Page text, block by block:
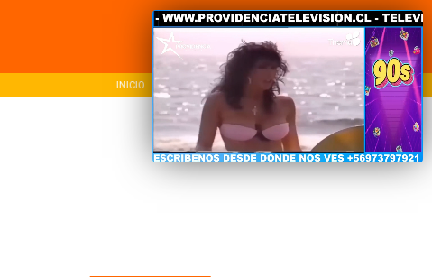
INICIO NACIONAL